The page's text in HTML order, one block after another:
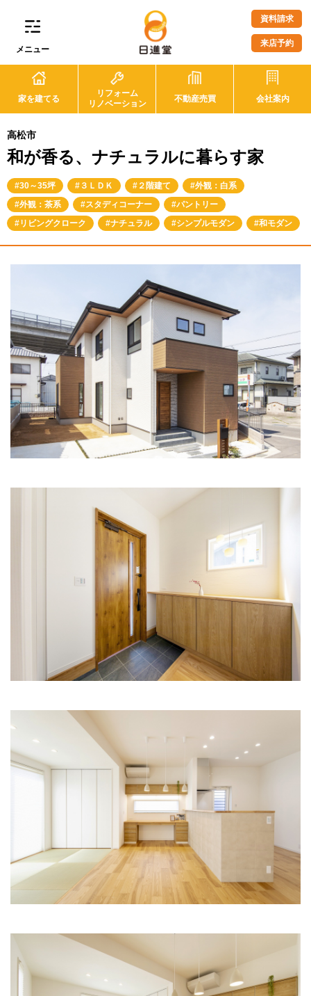
メニュー
資料請求
来店予約
家を建てる
リフォーム
リノベーション
不動産売買 会社案内
高松市
和が香る、ナチュラルに暮らす家
30～35坪 ３ＬＤＫ ２階建て
外観：白系
外観：茶系
スタディコーナー
パントリー
リビングクローク
ナチュラル シンプルモダン 和モダン